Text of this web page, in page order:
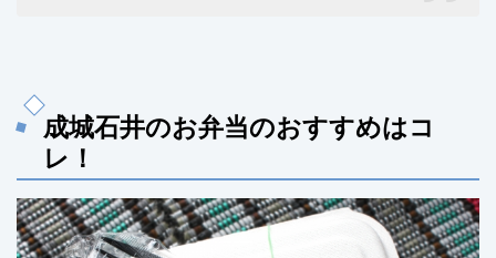
成城石井のお弁当のおすすめはコ
レ！